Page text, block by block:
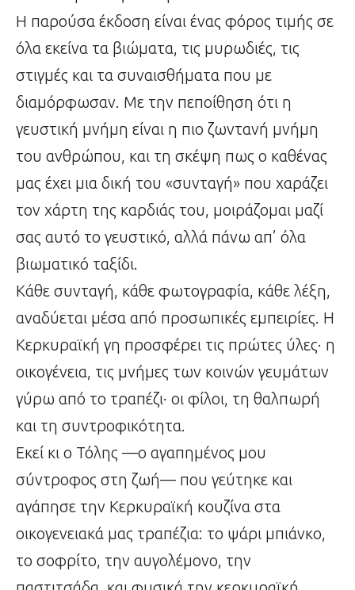
Η παρούσα έκδοση είναι ένας φόρος τιμής σε
όλα εκείνα τα βιώματα, τις μυρωδιές, τις
στιγμές και τα συναισθήματα που με
διαμόρφωσαν. Με την πεποίθηση ότι η
γευστική μνήμη είναι η πιο ζωντανή μνήμη
του ανθρώπου, και τη σκέψη πως ο καθένας
μας έχει μια δική του «συνταγή» που χαράζει
τον χάρτη της καρδιάς του, μοιράζομαι μαζί
σας αυτό το γευστικό, αλλά πάνω απ’ όλα
βιωματικό ταξίδι.
Κάθε συνταγή, κάθε φωτογραφία, κάθε λέξη,
αναδύεται μέσα από προσωπικές εμπειρίες. Η
Κερκυραϊκή γη προσφέρει τις πρώτες ύλες· η
οικογένεια, τις μνήμες των κοινών γευμάτων
γύρω από το τραπέζι· οι φίλοι, τη θαλπωρή
και τη συντροφικότητα.
Εκεί κι ο Τόλης —ο αγαπημένος μου
σύντροφος στη ζωή— που γεύτηκε και
αγάπησε την Κερκυραϊκή κουζίνα στα
οικογενειακά μας τραπέζια: το ψάρι μπιάνκο,
το σοφρίτο, την αυγολέμονο, την